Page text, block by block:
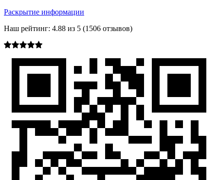
Раскрытие информации
Наш рейтинг: 4.88 из 5 (1506 отзывов)